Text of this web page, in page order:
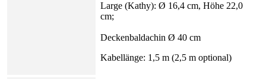
Large (Kathy): Ø 16,4 cm, Höhe 22,0
cm;
Deckenbaldachin Ø 40 cm
Kabellänge: 1,5 m (2,5 m optional)